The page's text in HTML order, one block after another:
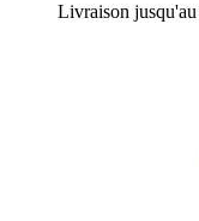
Livraison